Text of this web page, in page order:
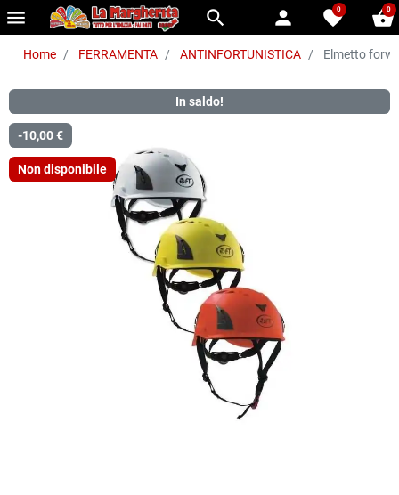
menu search person favorite
0 shopping_basket
0
Home FERRAMENTA ANTINFORTUNISTICA Elmetto
In saldo!
-10,00 €
Non disponibile